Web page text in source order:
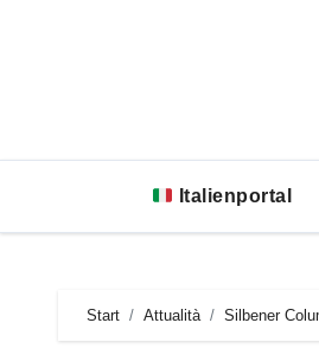
Italienportal
Start Attualità Silbener